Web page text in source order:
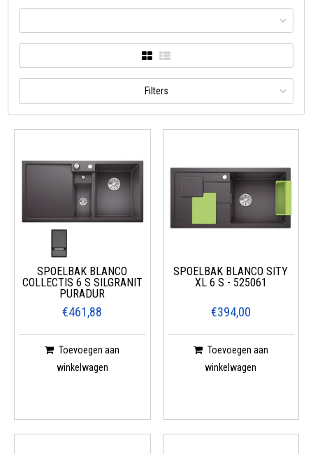
Filters
SPOELBAK BLANCO
COLLECTIS 6 S SILGRANIT
PURADUR
€461,88
Toevoegen aan
winkelwagen
SPOELBAK BLANCO SITY
XL 6 S - 525061
€394,00
Toevoegen aan
winkelwagen